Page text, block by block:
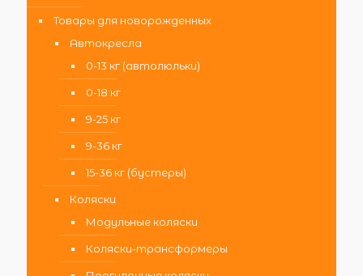
Товары для новорожденных
Автокресла
0-13 кг (автолюльки)
0-18 кг
9-25 кг
9-36 кг
15-36 кг (бустеры)
Коляски
Модульные коляски
Коляски-трансформеры